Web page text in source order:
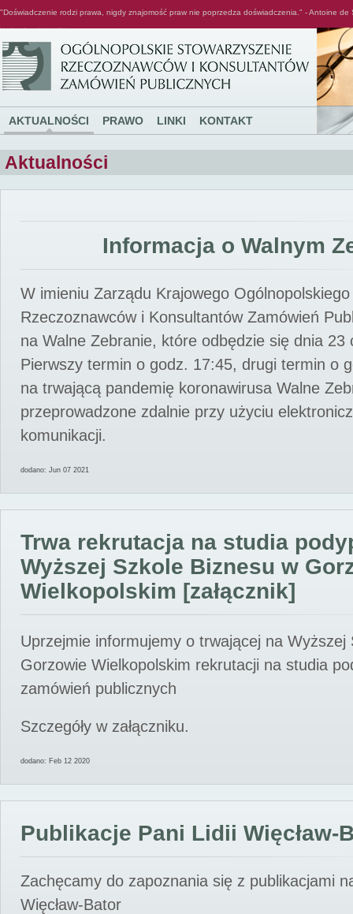
"Doświadczenie rodzi prawa, nigdy znajomość praw nie poprzedza doświadczenia." - Antoine de
AKTUALNOŚCI PRAWO LINKI KONTAKT
Aktualności
Informacja o Walnym
W imieniu Zarządu Krajowego
Rzeczoznawców i Konsultantów Zamówień
na Walne Zebranie, które odbędzie się dnia 23
Pierwszy termin o godz. 17:45, drugi termin o
na trwającą pandemię koronawirusa Walne
przeprowadzone zdalnie przy użyciu
komunikacji.
dodano: Jun 07 2021
Trwa rekrutacja na studia
Wyższej Szkole Biznesu w
Wielkopolskim [załącznik]
Uprzejmie informujemy o trwającej na Wyższej
Gorzowie Wielkopolskim rekrutacji na studia
zamówień publicznych
Szczegóły w załączniku.
dodano: Feb 12 2020
Publikacje Pani Lidii Więcław-
Zachęcamy do zapoznania się z publikacjami
Więcław-Bator